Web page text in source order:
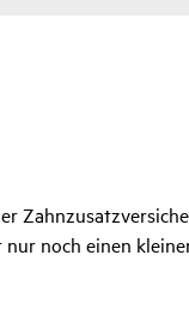
noch einen